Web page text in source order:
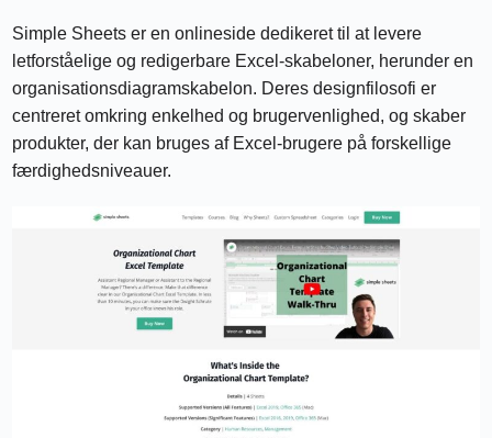
Simple Sheets er en onlineside dedikeret til at levere
letforståelige og redigerbare Excel-skabeloner, herunder en
organisationsdiagramskabelon. Deres designfilosofi er
centreret omkring enkelhed og brugervenlighed, og skaber
produkter, der kan bruges af Excel-brugere på forskellige
færdighedsniveauer.